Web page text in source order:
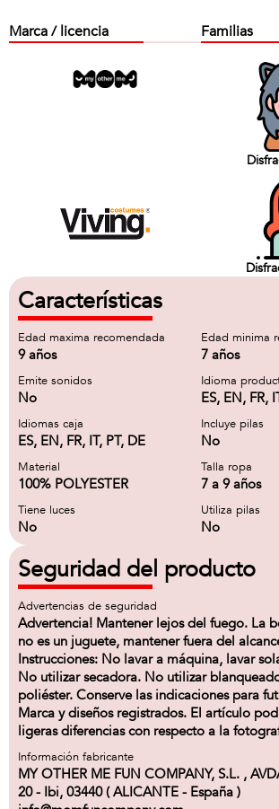
Marca / licencia Familias
Características
Edad maxima recomendada
9 años
Edad minima
7 años
Emite sonidos
No
Idioma
ES, EN, FR,
Idiomas caja
ES, EN, FR, IT, PT, DE
Incluye pilas
No
Material
100% POLYESTER
Talla ropa
7 a 9 años
Tiene luces
No
Utiliza pilas
No
Seguridad del producto
Advertencias de seguridad
Advertencia! Mantener lejos del fuego. La
no es un juguete, mantener fuera del
Instrucciones: No lavar a máquina, lavar
No utilizar secadora. No utilizar
poliéster. Conserve las indicaciones para
Marca y diseños registrados. El artículo
ligeras diferencias con respecto a la
Información fabricante
MY OTHER ME FUN COMPANY, S.L. ,
20 - Ibi, 03440 ( ALICANTE - España )